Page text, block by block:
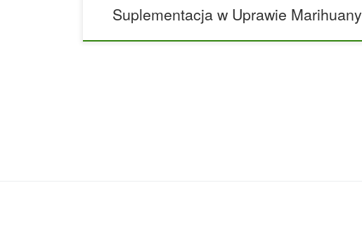
Suplementacja w Uprawie Marihuany